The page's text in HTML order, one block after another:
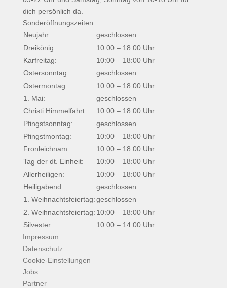
dich persönlich da.
Sonderöffnungszeiten
Neujahr:
geschlossen
Dreikönig:
10:00 – 18:00 Uhr
Karfreitag:
10:00 – 18:00 Uhr
Ostersonntag:
geschlossen
Ostermontag
10:00 – 18:00 Uhr
1. Mai:
geschlossen
Christi Himmelfahrt:
10:00 – 18:00 Uhr
Pfingstsonntag:
geschlossen
Pfingstmontag:
10:00 – 18:00 Uhr
Fronleichnam:
10:00 – 18:00 Uhr
Tag der dt. Einheit:
10:00 – 18:00 Uhr
Allerheiligen:
10:00 – 18:00 Uhr
Heiligabend:
geschlossen
1. Weihnachtsfeiertag:geschlossen
2. Weihnachtsfeiertag: 10:00 – 18:00 Uhr
Silvester:
10:00 – 14:00 Uhr
Impressum
Datenschutz
Cookie-Einstellungen
Jobs
Partner